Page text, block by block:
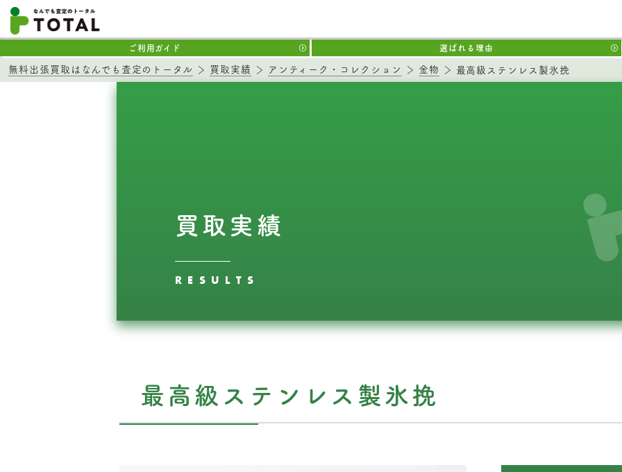
ご利用ガイド 選ばれる理由
無料出張買取はなんでも査定のトータル 買取実績 アンティーク・コレクション 金物 最高級ステンレス製氷挽
買取実績
RESULTS
最高級ステンレス製氷挽